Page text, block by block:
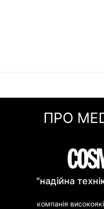
ПРО
"надійна
компанія